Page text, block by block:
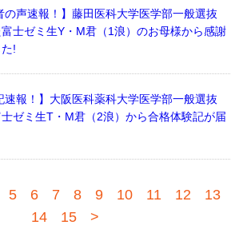
の声速報！】藤田医科大学医学部一般選抜
富士ゼミ生Y・M君（1浪）のお母様から感謝
!
速報！】大阪医科薬科大学医学部一般選抜
士ゼミ生T・M君（2浪）から合格体験記が届
5 6 7 8 9 10 11 12
13
14
15 >